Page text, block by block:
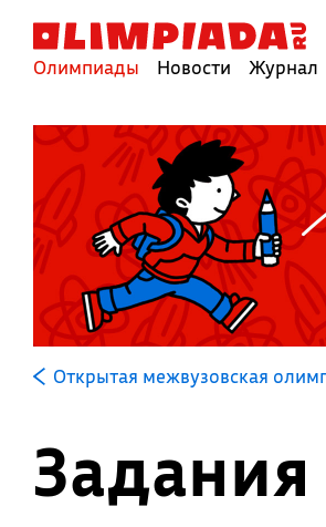
Олимпиады Новости Журнал
Открытая межвузовская
Задания